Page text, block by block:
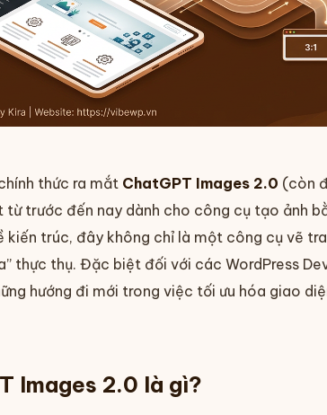
thức ra mắt ChatGPT Images 2.0 (còn
từ trước đến nay dành cho công cụ tạo ảnh
kiến trúc, đây không chỉ là một công cụ vẽ
thực thụ. Đặc biệt đối với các WordPress
hướng đi mới trong việc tối ưu hóa giao
Images 2.0 là gì?